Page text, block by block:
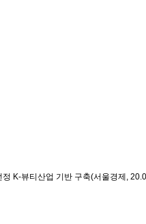
K-뷰티산업 기반 구축(서울경제,